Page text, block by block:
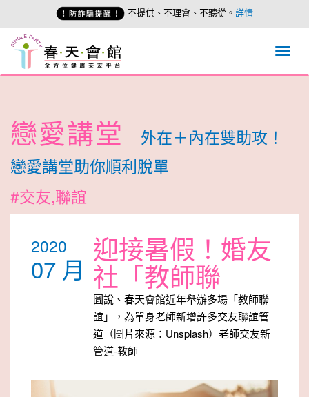
不提供、不理會、不聽從。 詳情
戀愛講堂
外在＋內在雙助攻！
戀愛講堂助你順利脫單
#交友,聯誼
2020
07 月
迎接暑假！婚友
社「教師聯
圖說、春天會館近年舉辦多場「教師聯
誼」，為單身老師新增許多交友聯誼管
道（圖片來源：Unsplash）老師交友新
管道-教師